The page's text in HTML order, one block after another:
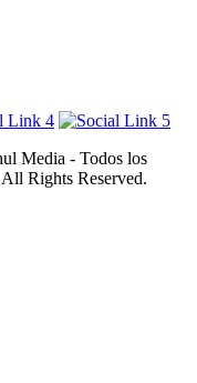
Media - Todos los
Rights Reserved.